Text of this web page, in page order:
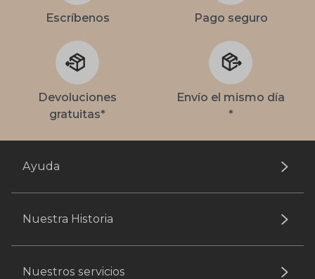
Escríbenos Pago seguro
Devoluciones
gratuitas*
Envío el mismo día
*
Ayuda
Nuestra Historia
Nuestros servicios